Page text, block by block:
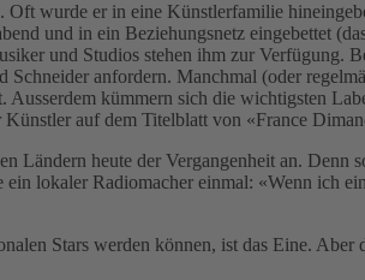
Oft wurde er in eine Künstlerfamilie
und in ein Beziehungsnetz eingebettet
und Studios stehen ihm zur Verfügung.
anfordern. Manchmal (oder
kümmern sich die wichtigsten
auf dem Titelblatt von «France
heute der Vergangenheit an. Denn
lokaler Radiomacher einmal: «Wenn ich
Stars werden können, ist das Eine.